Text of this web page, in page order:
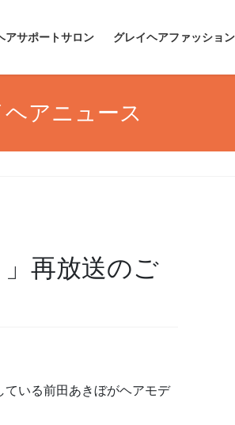
アサポートサロン グレイヘアファッション
アニュース
再放送のご
ている前⽥あきぼがヘアモデ